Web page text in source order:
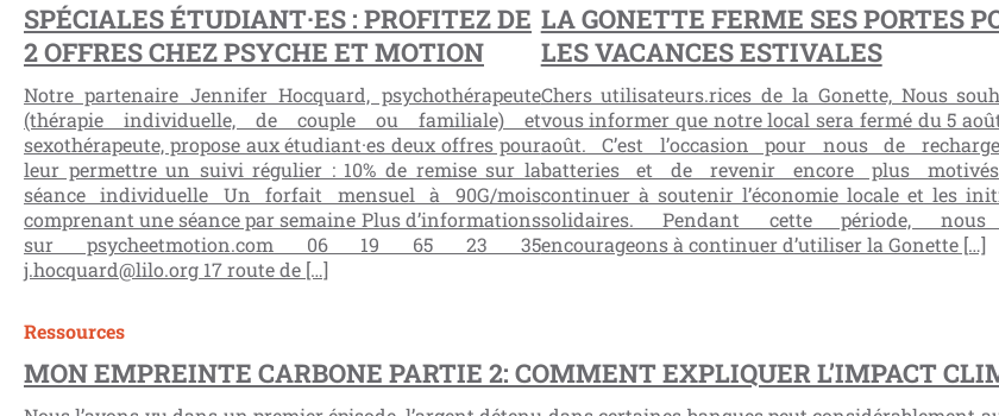
SPÉCIALES ÉTUDIANT·ES : PROFITEZ DE
2 OFFRES CHEZ PSYCHE ET MOTION
Notre partenaire Jennifer Hocquard, psychothérapeute
(thérapie individuelle, de couple ou familiale) et
sexothérapeute, propose aux étudiant·es deux offres pour
leur permettre un suivi régulier : 10% de remise sur la
séance individuelle Un forfait mensuel à 90G/mois
comprenant une séance par semaine Plus d’informations
sur psycheetmotion.com 06 19 65 23 35
j.hocquard@lilo.org 17 route de […]
LA GONETTE FERME SES PORTES
LES VACANCES ESTIVALES
Chers utilisateurs.rices de la Gonette, Nous
vous informer que notre local sera fermé du 5
août. C’est l’occasion pour nous de
batteries et de revenir encore plus
continuer à soutenir l’économie locale et les
solidaires. Pendant cette période,
encourageons à continuer d’utiliser la Gonette […]
Ressources
MON EMPREINTE CARBONE PARTIE 2: COMMENT EXPLIQUER L’IMPACT